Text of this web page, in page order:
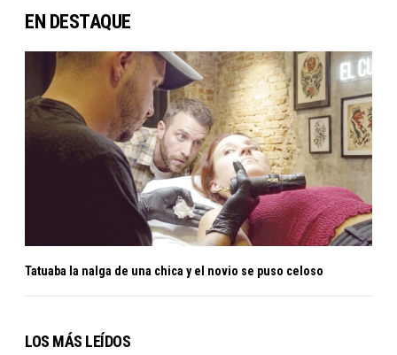
EN DESTAQUE
Tatuaba la nalga de una chica y el novio se puso celoso
LOS MÁS LEÍDOS